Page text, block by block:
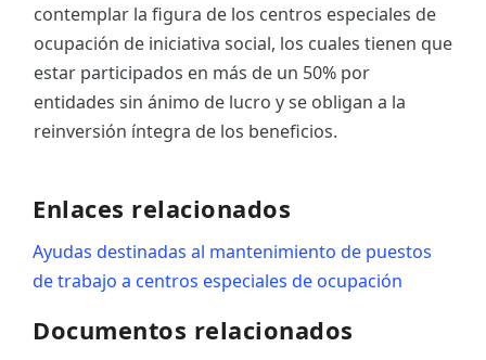
contemplar la figura de los centros especiales de
ocupación de iniciativa social, los cuales tienen que
estar participados en más de un 50% por
entidades sin ánimo de lucro y se obligan a la
reinversión íntegra de los beneficios.
Enlaces relacionados
Ayudas destinadas al mantenimiento de puestos
de trabajo a centros especiales de ocupación
Documentos relacionados